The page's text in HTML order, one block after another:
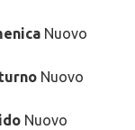
Nuovo
Nuovo
Nuovo